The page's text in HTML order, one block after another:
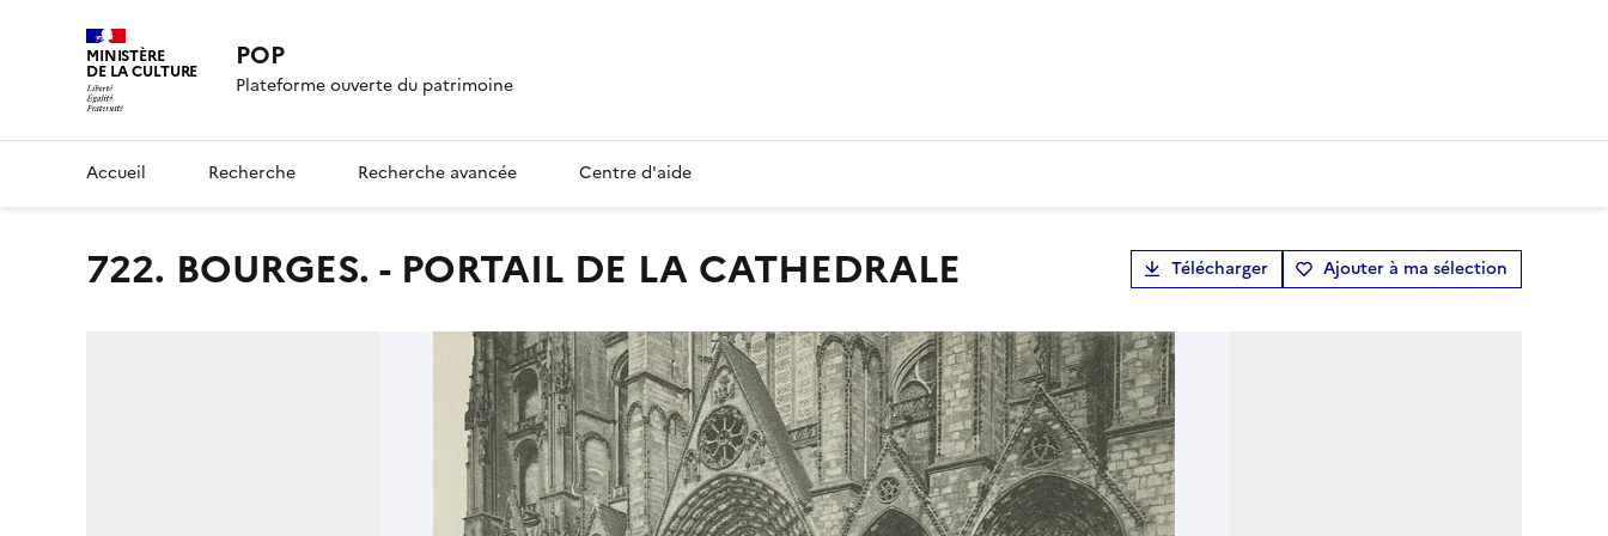
MINISTÈRE
DE LA CULTURE POP
Plateforme ouverte du patrimoine
Accueil Recherche Recherche avancée Centre d'aide
722. BOURGES. - PORTAIL DE LA CATHEDRALE Télécharger Ajouter à ma sélection